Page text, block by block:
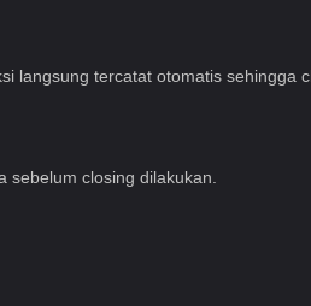
langsung tercatat otomatis sehingga
sebelum closing dilakukan.